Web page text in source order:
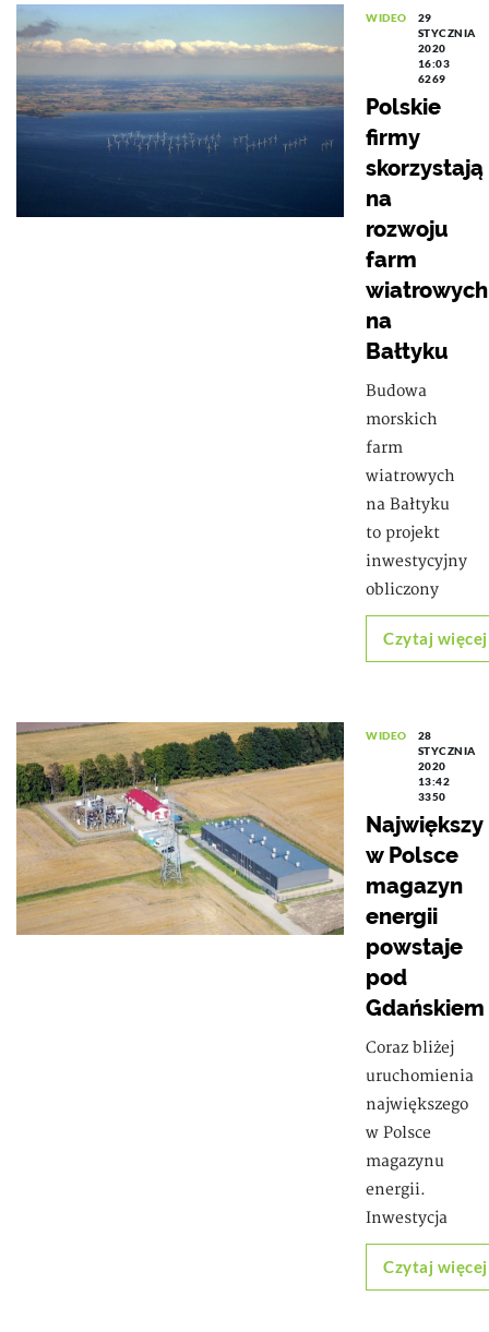
WIDEO
29
STYCZNIA
2020
16:03
6269
Polskie
firmy
skorzystają
na
rozwoju
farm
wiatrowych
na
Bałtyku
Budowa
morskich
farm
wiatrowych
na Bałtyku
to projekt
inwestycyjny
obliczony
Czytaj więcej
WIDEO
28
STYCZNIA
2020
13:42
3350
Największy
w Polsce
magazyn
energii
powstaje
pod
Gdańskiem
Coraz bliżej
uruchomienia
największego
w Polsce
magazynu
energii.
Inwestycja
Czytaj więcej